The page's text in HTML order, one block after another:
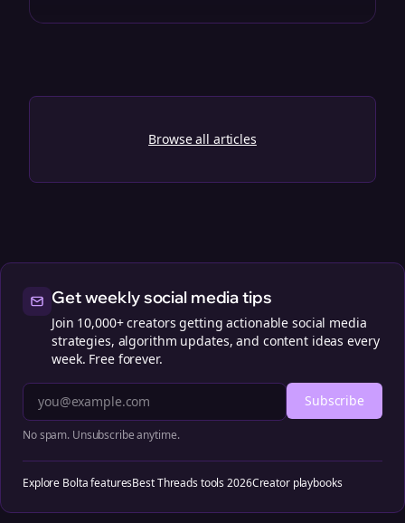
Browse all articles
Get weekly social media tips
Join 10,000+ creators getting actionable social media
strategies, algorithm updates, and content ideas every
week. Free forever.
Subscribe
No spam. Unsubscribe anytime.
Explore Bolta featuresBest Threads tools 2026Creator playbooks